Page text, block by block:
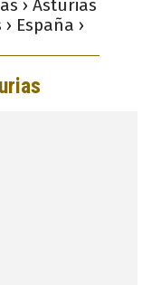
› Asturias
España ›